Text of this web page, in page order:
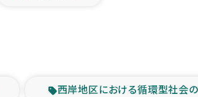
西岸地区における循環型社会